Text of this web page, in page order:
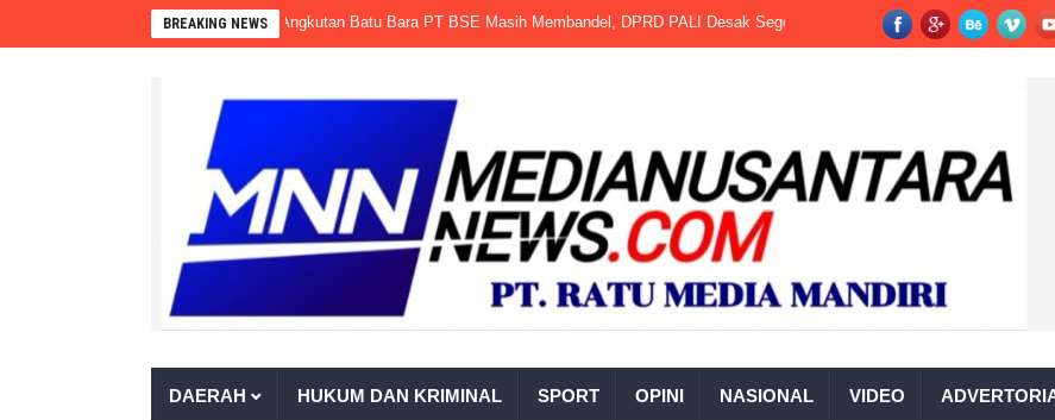
BREAKING NEWS
Sumsel Seolah Tak Bertaring, Angkutan Batu Bara PT BSE Masih Membandel, DPRD PALI Desak Segera Dihentikan. Kalapas Kotaagung Hadiri
DAERAH HUKUM DAN KRIMINAL SPORT OPINI NASIONAL VIDEO